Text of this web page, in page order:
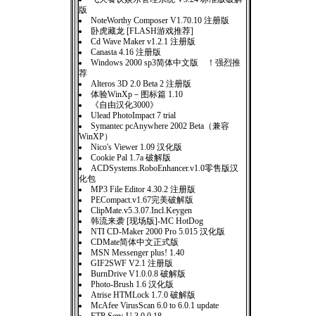
版
NoteWorthy Composer V1.70.10 注册版
卧虎藏龙 [FLASH游戏推荐]
Cd Wave Maker v1.2.1 注册版
Canasta 4.16 注册版
Windows 2000 sp3简体中文版 ！强烈推
荐
Alteros 3D 2.0 Beta 2 注册版
体验WinXp－图标篇 1.10
《自由汉化3000》
Ulead PhotoImpact 7 trial
Symantec pcAnywhere 2002 Beta（兼容
WinXP）
Nico's Viewer 1.09 汉化版
Cookie Pal 1.7a 破解版
ACDSystems.RoboEnhancer.v1.0零售版汉
化包
MP3 File Editor 4.30.2 注册版
PECompact.v1.67完美破解版
ClipMate.v5.3.07.Incl.Keygen
韩流来袭 [现场版]-MC HotDog
NTI CD-Maker 2000 Pro 5.015 汉化版
CDMate简体中文正式版
MSN Messenger plus! 1.40
GIF2SWF V2.1 注册版
BurnDrive V1.0.0.8 破解版
Photo-Brush 1.6 汉化版
Atrise HTMLock 1.7.0 破解版
McAfee VirusScan 6.0 to 6.0.1 update